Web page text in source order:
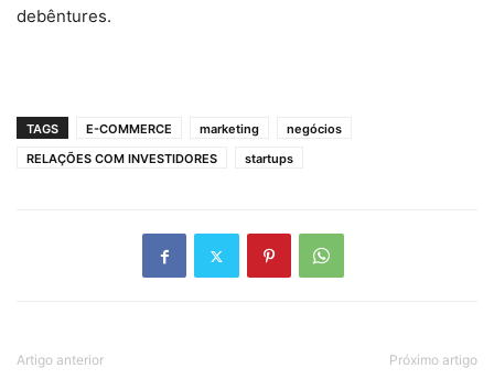
debêntures.
TAGS E-COMMERCE marketing
negócios
RELAÇÕES COM INVESTIDORES
startups
Artigo anterior Próximo artigo